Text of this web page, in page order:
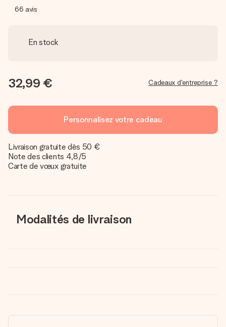
66 avis
En stock
32,99 € Cadeaux d'entreprise ?
Personnalisez votre cadeau
Livraison gratuite dès 50 €
Note des clients 4,8/5
Carte de vœux gratuite
Modalités de livraison